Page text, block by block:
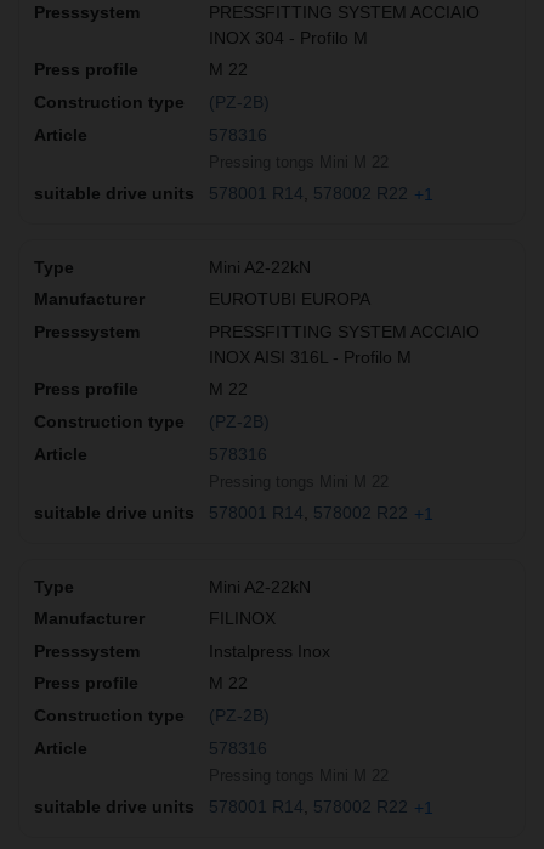
PRESSFITTING SYSTEM ACCIAIO
INOX 304 - Profilo M
M 22
(PZ-2B)
578316
578001 R14 578002 R22 +1
Mini A2-22kN
EUROTUBI EUROPA
PRESSFITTING SYSTEM ACCIAIO
INOX AISI 316L - Profilo M
M 22
(PZ-2B)
578316
578001 R14 578002 R22 +1
Mini A2-22kN
FILINOX
Instalpress Inox
M 22
(PZ-2B)
578316
578001 R14 578002 R22 +1